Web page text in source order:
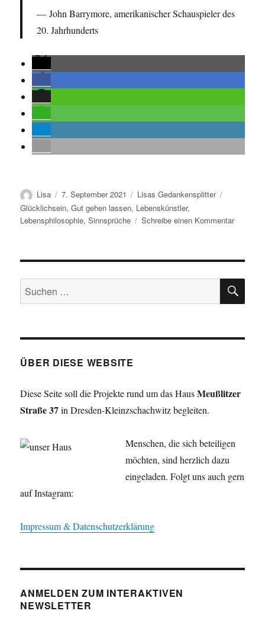
John Barrymore, amerikanischer Schauspieler des
20. Jahrhunderts
Autor
Lisa
Veröffentlicht
am
7. September 2021 Kategorien
Lisas Gedankensplitter
Glücklichsein,Gut gehen lassen, Lebenskünstler,
Lebensphilosophie,Sinnsprüche Schreibe einen Kommentarzu
Suchen
nach:
ÜBER DIESE WEBSITE
Diese Seite soll die Projekte rund um das HausMeußlitzer
Straße 37in Dresden-Kleinzschachwitz begleiten.
Menschen, die sich beteiligen
möchten, sind herzlich dazu
eingeladen. Folgt uns auch gern
auf Instagram:
Impressum & Datenschutzerklärung
ANMELDEN ZUM INTERAKTIVEN
NEWSLETTER